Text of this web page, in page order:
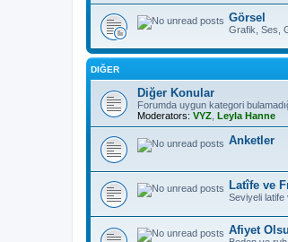
Görsel
Grafik, Ses,
DIĞER
Diğer Konular
Forumda uygun kategori
Moderators: VYZ Leyla Hanne
Anketler
Latîfe ve
Seviyeli latife
Afiyet